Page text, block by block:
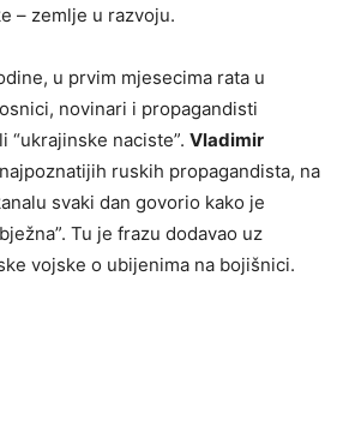
– zemlje u razvoju.
u prvim mjesecima rata u
novinari i propagandisti
“ukrajinske naciste”. Vladimir
ruskih propagandista, na
svaki dan govorio kako je
Tu je frazu dodavao uz
vojske o ubijenima na bojišnici.